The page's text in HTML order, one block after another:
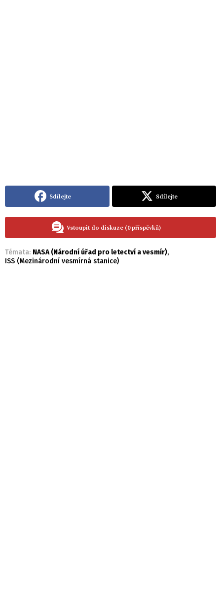
Sdílejte Sdílejte
Vstoupit do diskuze (0 příspěvků)
Témata: NASA (Národní úřad pro letectví a vesmír),
ISS (Mezinárodní vesmírná stanice)